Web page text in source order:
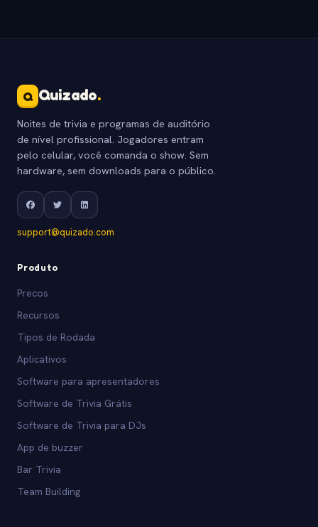
Q Quizado.
Noites de trivia e programas de auditório
de nível profissional. Jogadores entram
pelo celular, você comanda o show. Sem
hardware, sem downloads para o público.
support@quizado.com
Produto
Precos
Recursos
Tipos de Rodada
Aplicativos
Software para apresentadores
Software de Trivia Grátis
Software de Trivia para DJs
App de buzzer
Bar Trivia
Team Building